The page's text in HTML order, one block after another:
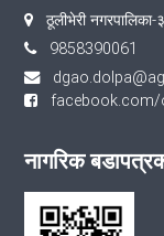
ठूलीभेरी
9858390061
facebook.com/
नागरिक